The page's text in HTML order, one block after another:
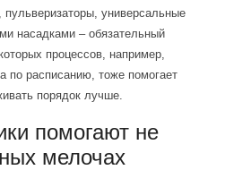
универсальные
насадками – обязательный
процессов, например,
по расписанию, тоже помогает
порядок лучше.
помогают не
мелочах